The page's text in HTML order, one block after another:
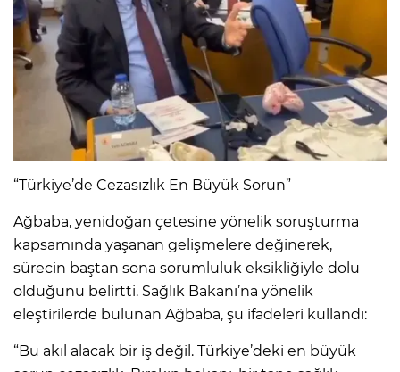
“Türkiye’de Cezasızlık En Büyük Sorun”
Ağbaba, yenidoğan çetesine yönelik soruşturma
kapsamında yaşanan gelişmelere değinerek,
sürecin baştan sona sorumluluk eksikliğiyle dolu
olduğunu belirtti. Sağlık Bakanı’na yönelik
eleştirilerde bulunan Ağbaba, şu ifadeleri kullandı:
“Bu akıl alacak bir iş değil. Türkiye’deki en büyük